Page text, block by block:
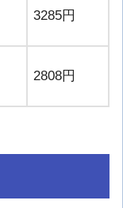
3285円
2808円